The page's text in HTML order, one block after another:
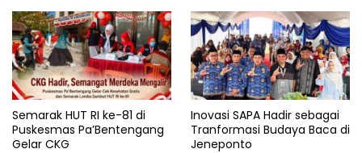
Semarak HUT RI ke-81 di
Puskesmas Pa’Bentengang
Gelar CKG
Inovasi SAPA Hadir sebagai
Tranformasi Budaya Baca di
Jeneponto